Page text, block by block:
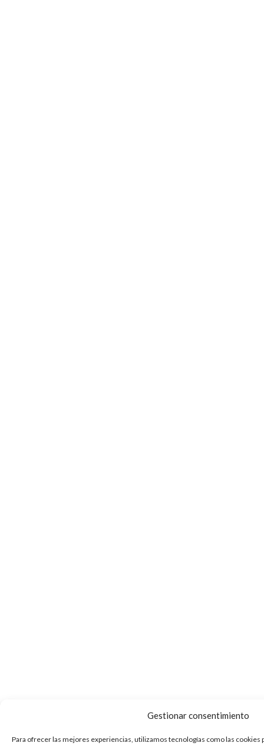
Gestionar consentimiento
Para ofrecer las mejores experiencias, utilizamos tecnologías como las cookies